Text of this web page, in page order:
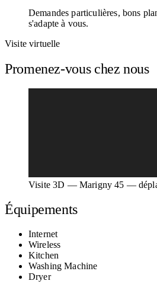
Demandes particulières, bons
s'adapte à vous.
Visite virtuelle
Promenez-vous chez nous
Visite 3D — Marigny 45 —
Équipements
Internet
Wireless
Kitchen
Washing Machine
Dryer